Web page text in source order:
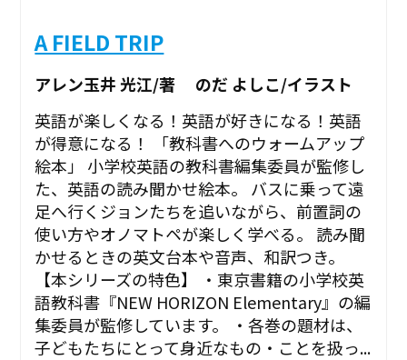
A FIELD TRIP
アレン玉井 光江/著 のだ よしこ/イラスト
英語が楽しくなる！英語が好きになる！英語
が得意になる！ 「教科書へのウォームアップ
絵本」 小学校英語の教科書編集委員が監修し
た、英語の読み聞かせ絵本。 バスに乗って遠
足へ行くジョンたちを追いながら、前置詞の
使い方やオノマトペが楽しく学べる。 読み聞
かせるときの英文台本や音声、和訳つき。
【本シリーズの特色】 ・東京書籍の小学校英
語教科書『NEW HORIZON Elementary』の編
集委員が監修しています。 ・各巻の題材は、
子どもたちにとって身近なもの・ことを扱っ...